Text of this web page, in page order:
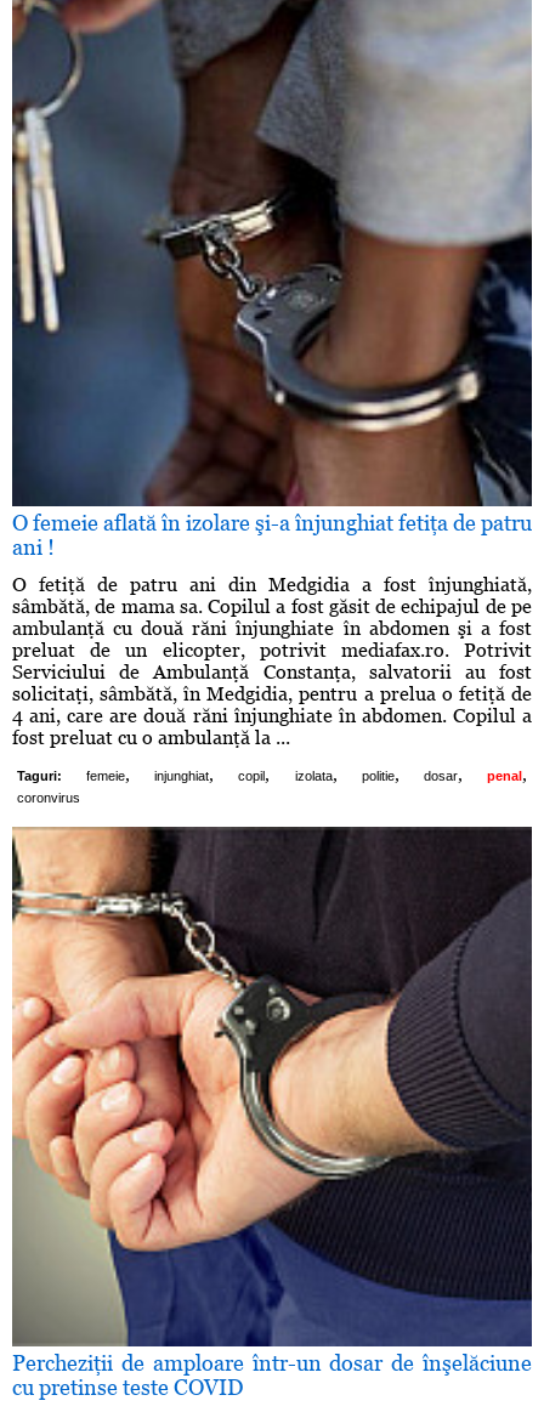
O femeie aflată în izolare şi-a înjunghiat fetiţa de patru
ani !
O fetiţă de patru ani din Medgidia a fost înjunghiată,
sâmbătă, de mama sa. Copilul a fost găsit de echipajul de pe
ambulanţă cu două răni înjunghiate în abdomen şi a fost
preluat de un elicopter, potrivit mediafax.ro. Potrivit
Serviciului de Ambulanţă Constanţa, salvatorii au fost
solicitaţi, sâmbătă, în Medgidia, pentru a prelua o fetiţă de
4 ani, care are două răni înjunghiate în abdomen. Copilul a
fost preluat cu o ambulanţă la ...
Taguri: femeie, injunghiat, copil , izolata, politie, dosar, penal ,
coronvirus
Percheziţii de amploare într-un dosar de înşelăciune
cu pretinse teste COVID